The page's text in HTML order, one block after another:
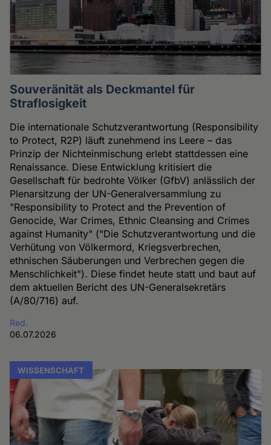
Souveränität als Deckmantel für
Straflosigkeit
Die internationale Schutzverantwortung (Responsibility
to Protect, R2P) läuft zunehmend ins Leere – das
Prinzip der Nichteinmischung erlebt stattdessen eine
Renaissance. Diese Entwicklung kritisiert die
Gesellschaft für bedrohte Völker (GfbV) anlässlich der
Plenarsitzung der UN-Generalversammlung zu
"Responsibility to Protect and the Prevention of
Genocide, War Crimes, Ethnic Cleansing and Crimes
against Humanity" ("Die Schutzverantwortung und die
Verhütung von Völkermord, Kriegsverbrechen,
ethnischen Säuberungen und Verbrechen gegen die
Menschlichkeit"). Diese findet heute statt und baut auf
dem aktuellen Bericht des UN-Generalsekretärs
(A/80/716) auf.
Red.
06.07.2026
WISSENSCHAFT